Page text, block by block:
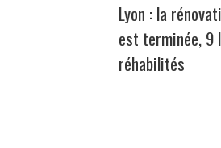
Lyon : la
est terminée, 9
réhabilités